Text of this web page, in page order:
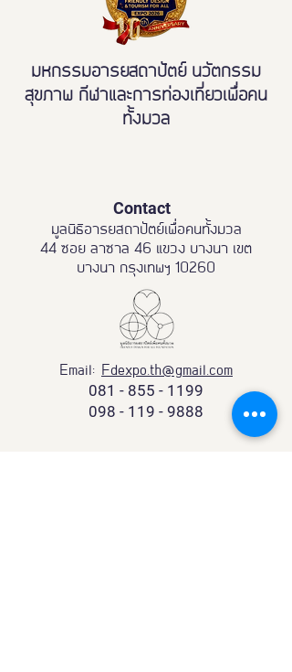
มหกรรมอารยสถาปัตย์ นวัตกรรม
สุขภาพ กีฬาและการท่องเที่ยวเพื่อคน
ทั้งมวล
Contact
มูลนิธิอารยสถาปัตย์เพื่อคนทั้งมวล
44 ซอย ลาซาล 46 แขวง บางนา เขต
บางนา กรุงเทพฯ 10260
Email: Fdexpo.th@gmail.com
081 - 855 - 1199
098 - 119 - 9888